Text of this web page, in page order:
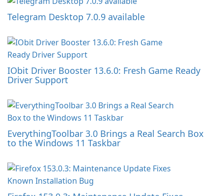
Telegram Desktop 7.0.9 available
IObit Driver Booster 13.6.0: Fresh Game Ready
Driver Support
EverythingToolbar 3.0 Brings a Real Search Box
to the Windows 11 Taskbar